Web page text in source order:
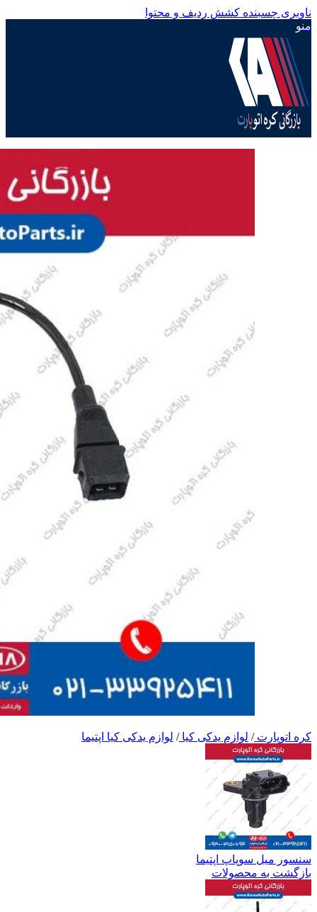
ناوبری چسبنده کشش ردیف و محتوا
منو
کره اتوپارت/ لوازم یدکی کیا/ لوازم یدکی کیا اپتیما
سنسور میل سوپاپ اپتیما
بازگشت به محصولات